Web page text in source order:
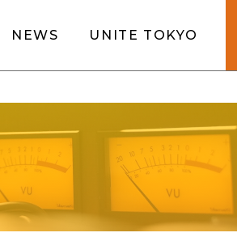
NEWS UNITE TOKYO